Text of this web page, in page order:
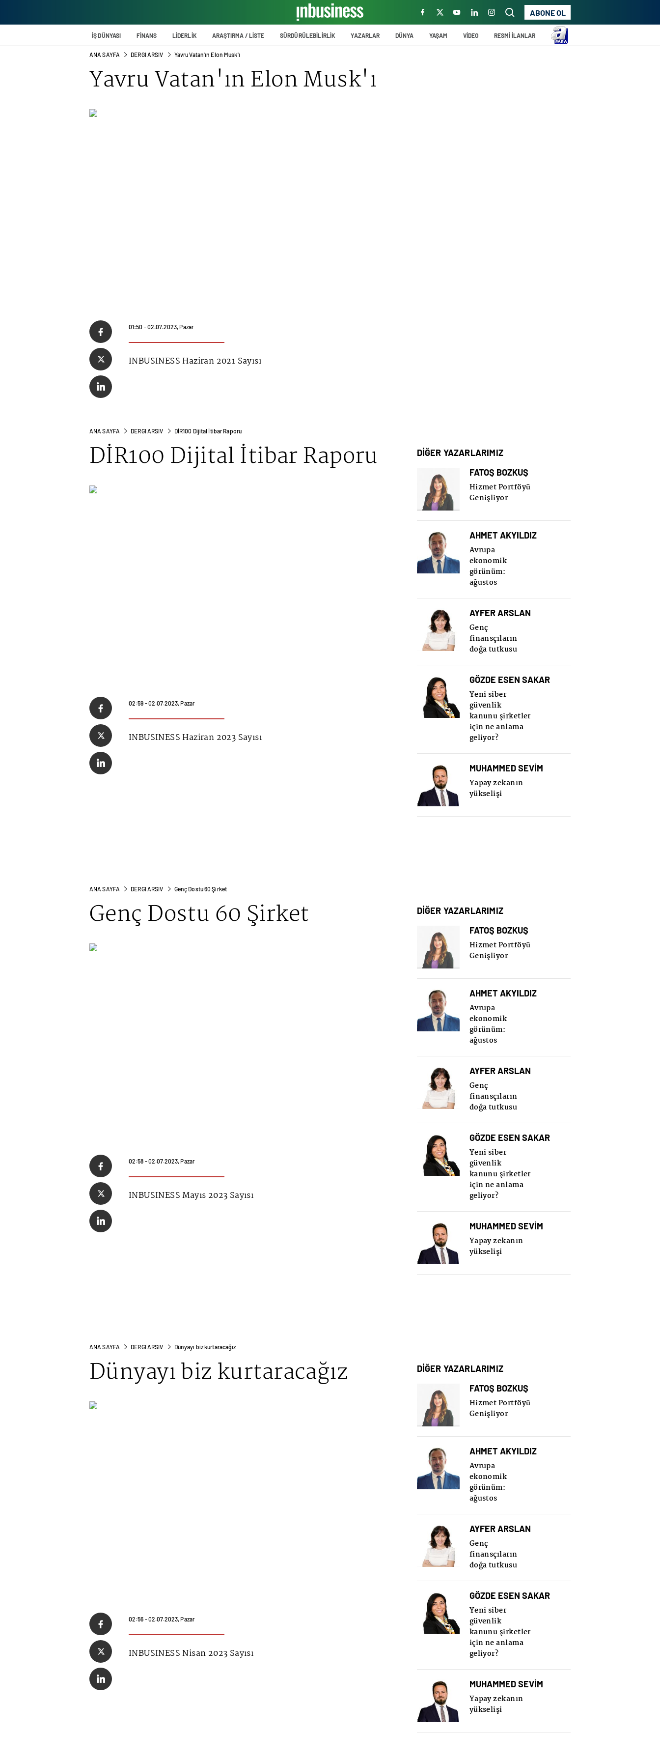
ABONE OL
İŞ DÜNYASI FİNANS LİDERLİK ARAŞTIRMA / LİSTE SÜRDÜRÜLEBİLİRLİK YAZARLAR DÜNYA YAŞAM VİDEO RESMİ İLANLAR
ANA SAYFA DERGI ARSIV Yavru Vatan'ın Elon Musk'ı
Yavru Vatan'ın Elon Musk'ı
01:50 - 02.07.2023, Pazar
INBUSINESS Haziran 2021 Sayısı
ANA SAYFA DERGI ARSIV DİR100 Dijital İtibar Raporu
DİR100 Dijital İtibar Raporu
02:59 - 02.07.2023, Pazar
INBUSINESS Haziran 2023 Sayısı
DİĞER YAZARLARIMIZ
FATOŞ BOZKUŞ
Hizmet Portföyü
Genişliyor
AHMET AKYILDIZ
Avrupa
ekonomik
görünüm:
ağustos
AYFER ARSLAN
Genç
finansçıların
doğa tutkusu
GÖZDE ESEN SAKAR
Yeni siber
güvenlik
kanunu şirketler
için ne anlama
geliyor?
MUHAMMED SEVİM
Yapay zekanın
yükselişi
ANA SAYFA DERGI ARSIV Genç Dostu 60 Şirket
Genç Dostu 60 Şirket
02:58 - 02.07.2023, Pazar
INBUSINESS Mayıs 2023 Sayısı
DİĞER YAZARLARIMIZ
FATOŞ BOZKUŞ
Hizmet Portföyü
Genişliyor
AHMET AKYILDIZ
Avrupa
ekonomik
görünüm:
ağustos
AYFER ARSLAN
Genç
finansçıların
doğa tutkusu
GÖZDE ESEN SAKAR
Yeni siber
güvenlik
kanunu şirketler
için ne anlama
geliyor?
MUHAMMED SEVİM
Yapay zekanın
yükselişi
ANA SAYFA DERGI ARSIV Dünyayı biz kurtaracağız
Dünyayı biz kurtaracağız
02:56 - 02.07.2023, Pazar
INBUSINESS Nisan 2023 Sayısı
DİĞER YAZARLARIMIZ
FATOŞ BOZKUŞ
Hizmet Portföyü
Genişliyor
AHMET AKYILDIZ
Avrupa
ekonomik
görünüm:
ağustos
AYFER ARSLAN
Genç
finansçıların
doğa tutkusu
GÖZDE ESEN SAKAR
Yeni siber
güvenlik
kanunu şirketler
için ne anlama
geliyor?
MUHAMMED SEVİM
Yapay zekanın
yükselişi